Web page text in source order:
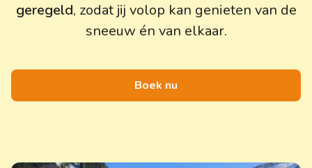
geregeld, zodat jij volop kan genieten van de
sneeuw én van elkaar.
Boek nu